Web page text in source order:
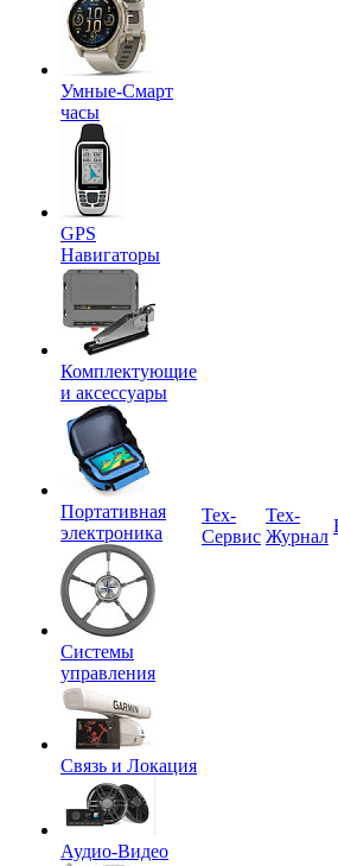
Умные-Смарт
часы
GPS
Навигаторы
Комплектующие
и аксессуары
Портативная
электроника
Системы
управления
Связь и Локация
Аудио-Видео
Tex-
Сервис
Тех-
Журнал